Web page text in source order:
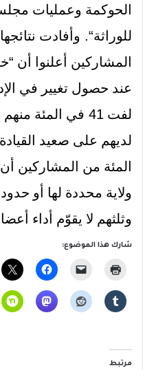
الحوكمة وعمليات
للوراثة“. وأفادت
المشاركين أعلنوا أن “
عند حصول تغيير في
لفت 41 في المئة منهم
لديهم على صعيد القيادة
المئة من المشاركين
ولاية محددة لها أو
وثلثهم لا يقوّم أداء
شارك هذا الموضوع:
مرتبط